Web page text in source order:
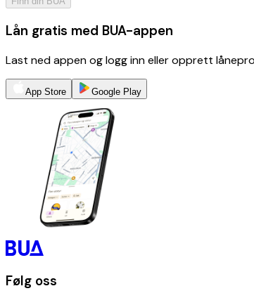
Lån gratis med BUA-appen
Last ned appen og logg inn eller opprett
App Store Google Play
Følg oss